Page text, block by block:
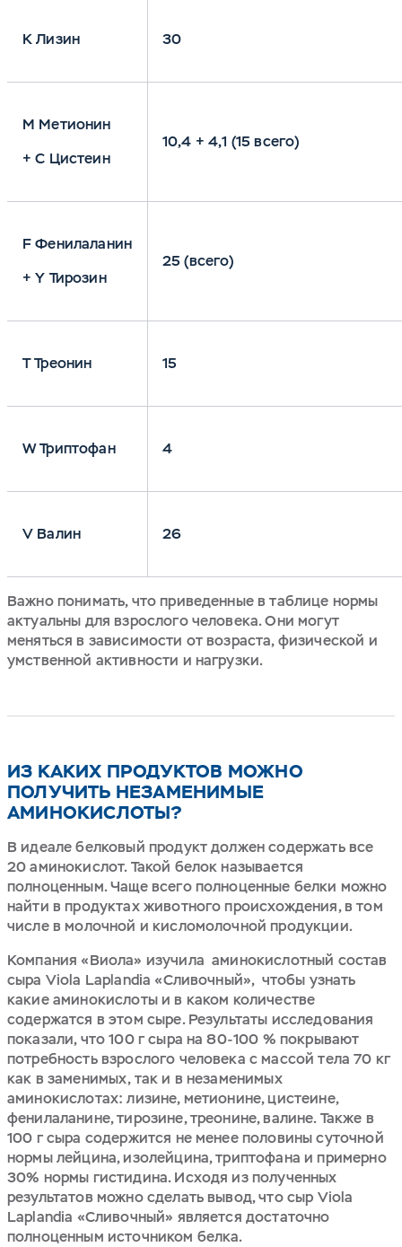
K Лизин 30
M Метионин
+ С Цистеин
10,4 + 4,1 (15 всего)
F Фенилаланин
+ Y Тирозин
25 (всего)
Т Треонин 15
W Триптофан 4
V Валин 26
Важно понимать, что приведенные в таблице нормы
актуальны для взрослого человека. Они могут
меняться в зависимости от возраста, физической и
умственной активности и нагрузки.
ИЗ КАКИХ ПРОДУКТОВ МОЖНО
ПОЛУЧИТЬ НЕЗАМЕНИМЫЕ
АМИНОКИСЛОТЫ?
В идеале белковый продукт должен содержать все
20 аминокислот. Такой белок называется
полноценным. Чаще всего полноценные белки можно
найти в продуктах животного происхождения, в том
числе в молочной и кисломолочной продукции.
Компания «Виола» изучила аминокислотный состав
сыра Viola Laplandia «Сливочный», чтобы узнать
какие аминокислоты и в каком количестве
содержатся в этом сыре. Результаты исследования
показали, что 100 г сыра на 80-100 % покрывают
потребность взрослого человека с массой тела 70 кг
как в заменимых, так и в незаменимых
аминокислотах: лизине, метионине, цистеине,
фенилаланине, тирозине, треонине, валине. Также в
100 г сыра содержится не менее половины суточной
нормы лейцина, изолейцина, триптофана и примерно
30% нормы гистидина. Исходя из полученных
результатов можно сделать вывод, что сыр Viola
Laplandia «Сливочный» является достаточно
полноценным источником белка.